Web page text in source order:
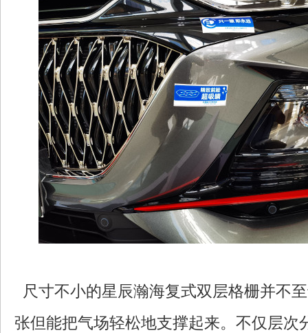
尺寸不小的星辰瀚海复式双层格栅并不
张但能把气场轻松地支撑起来。不仅层次